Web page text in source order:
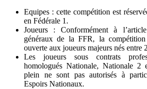
Equipes : cette compétition est
en Fédérale 1.
Joueurs : Conformément à
généraux de la FFR, la
ouverte aux joueurs majeurs nés entre
Les joueurs sous contrats
homologués Nationale, Nationale 2
plein ne sont pas autorisés à
Espoirs Nationaux.